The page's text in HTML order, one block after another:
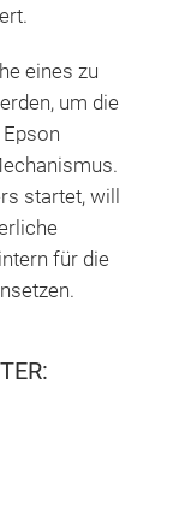
eines zu
um die
startet, will
für die